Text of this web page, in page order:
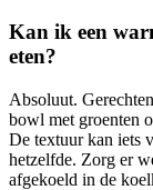
Kan ik een
eten?
Absoluut.
bowl met groenten
De textuur kan iets
hetzelfde. Zorg er
afgekoeld in de